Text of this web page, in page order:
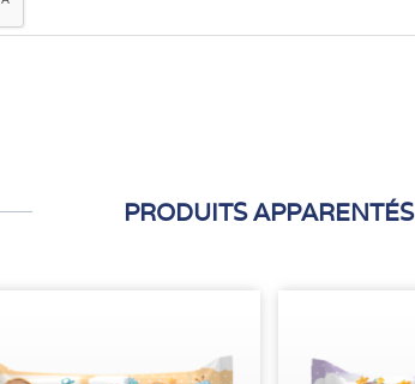
PRODUITS APPARENTÉS